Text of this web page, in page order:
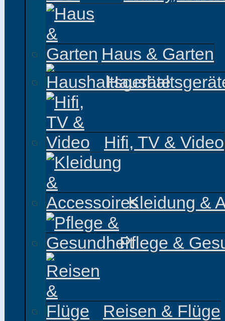
Haus & Garten
Hifi, TV & Video
Kleidung &
Pflege &
Reisen & Flüge